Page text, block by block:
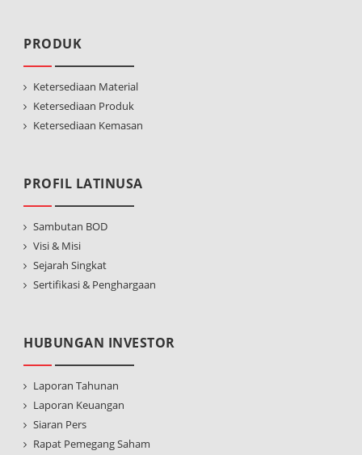
PRODUK
Ketersediaan Material
Ketersediaan Produk
Ketersediaan Kemasan
PROFIL LATINUSA
Sambutan BOD
Visi & Misi
Sejarah Singkat
Sertifikasi & Penghargaan
HUBUNGAN INVESTOR
Laporan Tahunan
Laporan Keuangan
Siaran Pers
Rapat Pemegang Saham